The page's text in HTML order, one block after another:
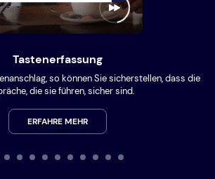
Tastenerfassung
so können Sie sicherstellen, dass die
die sie führen, sicher sind.
ERFAHRE MEHR